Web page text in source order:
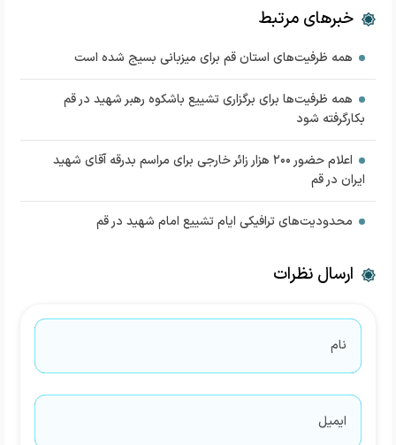
خبرهای مرتبط
همه ظرفیت‌های استان قم برای میزبانی بسیج شده است
همه ظرفیت‌ها برای برگزاری تشییع باشکوه رهبر شهید در قم
بکارگرفته شود
اعلام حضور ۲۰۰ هزار زائر خارجی برای مراسم بدرقه آقای شهید
ایران در قم
محدودیت‌های ترافیکی ایام تشییع امام شهید در قم
ارسال نظرات